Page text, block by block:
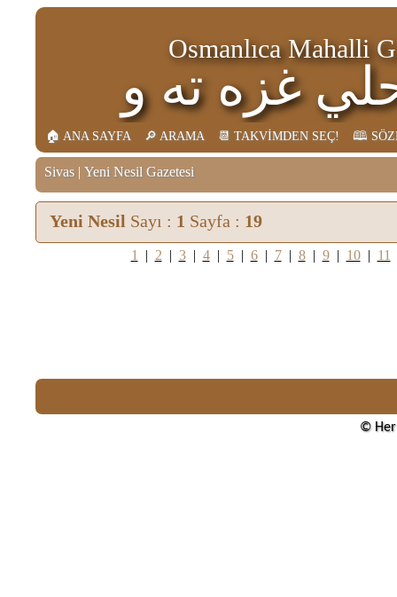
Osmanlıca Mahalli
غزه ته و
لر
🏠︎ ANA SAYFA 🔎︎ ARAMA 📆︎ TAKVİMDEN SEÇ! 🕮
Sivas | Yeni Nesil Gazetesi
Yeni Nesil Sayı : 1 Sayfa : 19
1 | 2 | 3 | 4 | 5 | 6 | 7 | 8 | 9 | 10 | 11
© Her